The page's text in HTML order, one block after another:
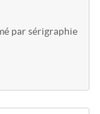
par sérigraphie